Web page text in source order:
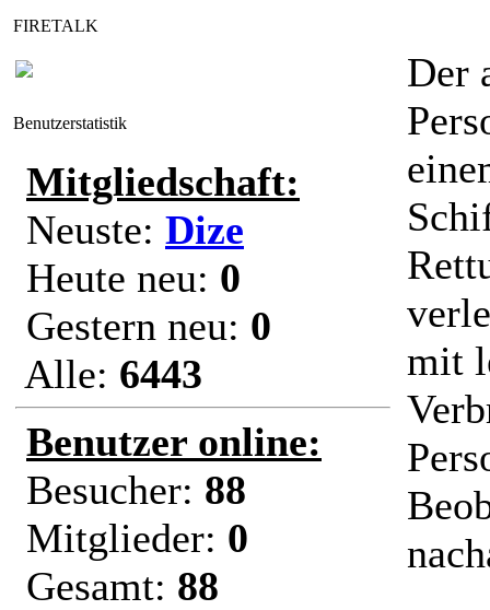
FIRETALK
Benutzerstatistik
Mitgliedschaft:
Neuste: Dize
Heute neu: 0
Gestern neu: 0
Alle: 6443
Benutzer online:
Besucher: 88
Mitglieder: 0
Gesamt: 88
Der
mit